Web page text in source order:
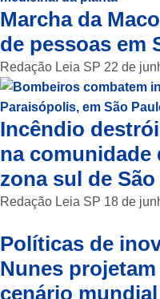
Marcha da
de pessoas em
Redação Leia SP 22 de
Incêndio
na comunidade
zona sul de
Redação Leia SP 18 de
Políticas de
Nunes
cenário mundial